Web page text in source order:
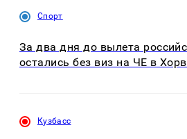
Спорт
За два дня до вылета
остались без виз на ЧЕ в
Кузбасс